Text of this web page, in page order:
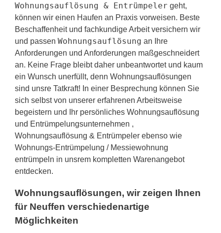
Wohnungsauflösung & Entrümpeler geht,
können wir einen Haufen an Praxis vorweisen. Beste
Beschaffenheit und fachkundige Arbeit versichern wir
und passen Wohnungsauflösung an Ihre
Anforderungen und Anforderungen maßgeschneidert
an. Keine Frage bleibt daher unbeantwortet und kaum
ein Wunsch unerfüllt, denn Wohnungsauflösungen
sind unsre Tatkraft! In einer Besprechung können Sie
sich selbst von unserer erfahrenen Arbeitsweise
begeistern und Ihr persönliches Wohnungsauflösung
und Entrümpelungsunternehmen ,
Wohnungsauflösung & Entrümpeler ebenso wie
Wohnungs-Entrümpelung / Messiewohnung
entrümpeln in unsrem kompletten Warenangebot
entdecken.
Wohnungsauflösungen, wir zeigen Ihnen
für Neuffen verschiedenartige
Möglichkeiten